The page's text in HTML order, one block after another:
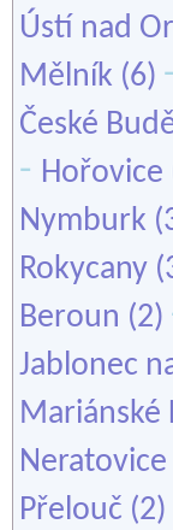
Ústí nad
Mělník (6) -
České
- Hořovice
Nymburk
Rokycany
Beroun (2)
Jablonec
Mariánské
Neratovice
Přelouč (2)